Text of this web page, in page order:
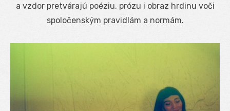
a vzdor pretvárajú poéziu, prózu i obraz hrdinu voči
spoločenským pravidlám a normám.